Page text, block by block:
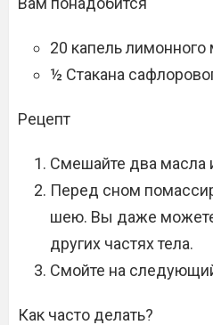
20 капель лимонного
½ Стакана
Рецепт
Смешайте два масла
Перед сном
шею. Вы даже можете
других частях тела.
Смойте на
Как часто делать?